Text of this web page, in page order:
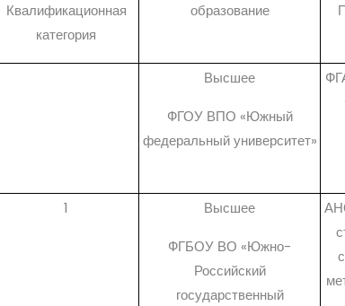
Квалификационная
категория
образование
Высшее
ФГОУ ВПО «Южный
федеральный университет»
1 Высшее
ФГБОУ ВО «Южно-
Российский
государственный